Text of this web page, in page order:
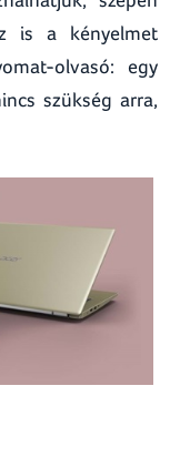
is a kényelmet
olvasó: egy
szükség arra,